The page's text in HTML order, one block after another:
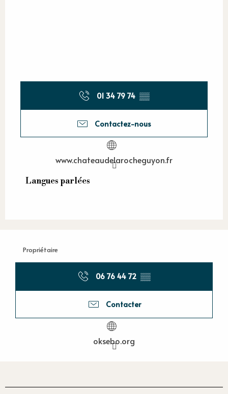
01 34 79 74 ▒▒
Contactez-nous
www.chateaudelarocheguyon.fr
Langues parlées
Langues parlées
Propriétaire
06 76 44 72 ▒▒
Contacter
oksebo.org